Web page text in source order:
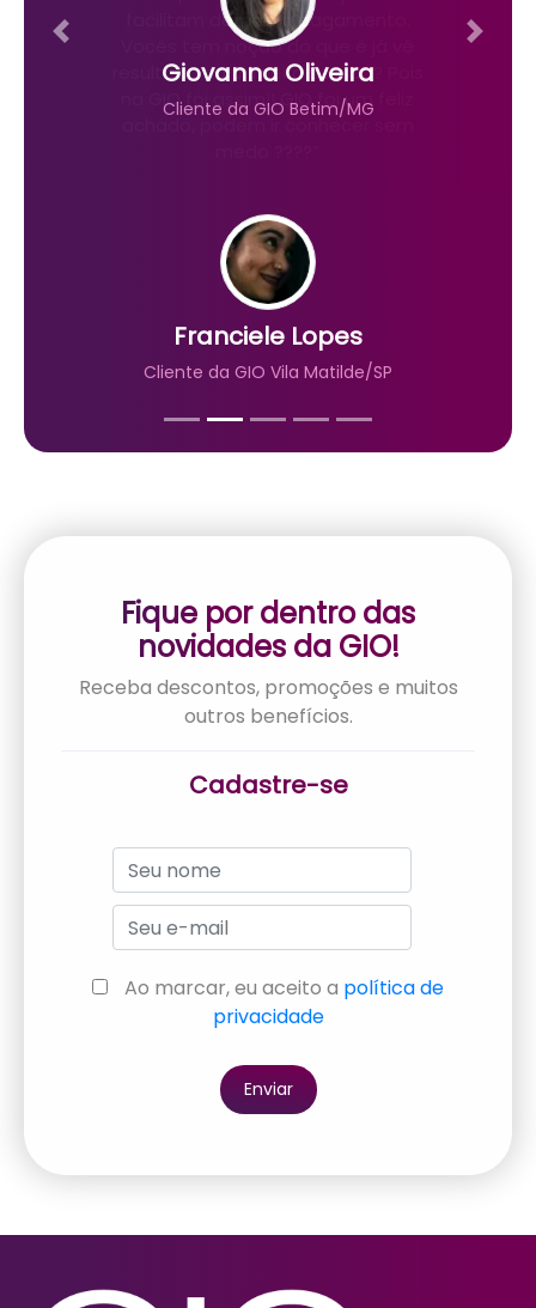
Giovanna Oliveira
Cliente da GIO Betim/MG
Fique por dentro das
novidades da GIO!
Receba descontos, promoções e muitos
outros benefícios.
Ao marcar, eu aceito apolítica de